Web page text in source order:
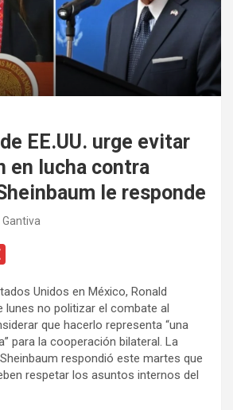
EE.UU. urge evitar
en lucha contra
le responde
m
p
a
r
t
Unidos en México, Ronald
lunes no politizar el combate al
que hacerlo representa “una
para la cooperación bilateral. La
respondió este martes que
respetar los asuntos internos del